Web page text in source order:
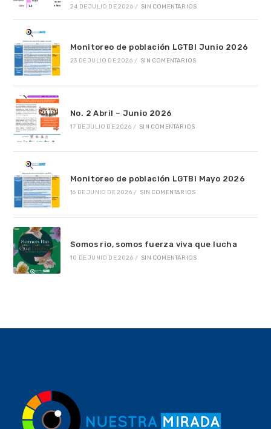
24 DE JULIO DE 2026 / SIN COMENTARIOS
Monitoreo de población LGTBI Junio 2026
23 DE JULIO DE 2026 / SIN COMENTARIOS
No. 2 Abril – Junio 2026
17 DE JULIO DE 2026 / SIN COMENTARIOS
Monitoreo de población LGTBI Mayo 2026
16 DE JUNIO DE 2026 / SIN COMENTARIOS
Somos rio, somos fuerza viva que lucha
10 DE JUNIO DE 2026 / SIN COMENTARIOS